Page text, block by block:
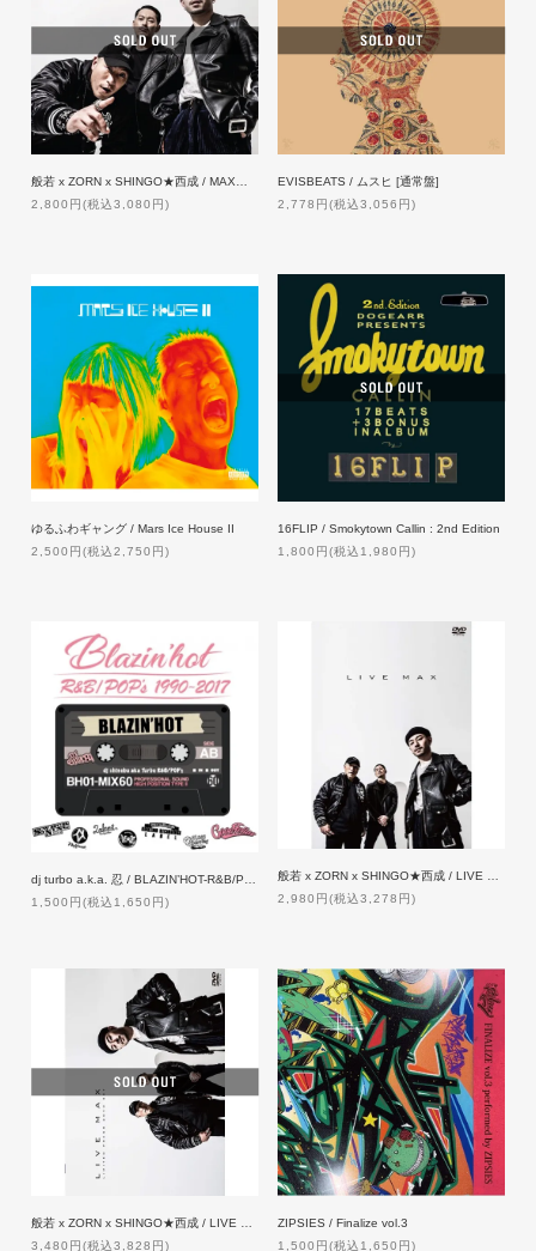
2,800円(税込3,080円)
EVISBEATS / ムスヒ [通常盤]
2,778円(税込3,056円)
ゆるふわギャング / Mars Ice House II
2,500円(税込2,750円)
16FLIP / Smokytown Callin : 2nd Edition
1,800円(税込1,980円)
1,500円(税込1,650円)
2,980円(税込3,278円)
3,480円(税込3,828円)
ZIPSIES / Finalize vol.3
1,500円(税込1,650円)